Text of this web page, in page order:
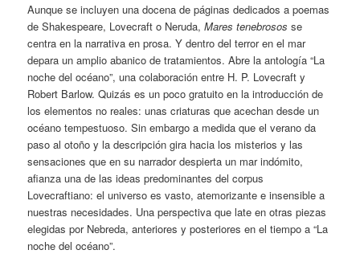
Aunque se incluyen una docena de páginas dedicados a poemas
de Shakespeare, Lovecraft o Neruda,Mares tenebrosos se
centra en la narrativa en prosa. Y dentro del terror en el mar
depara un amplio abanico de tratamientos. Abre la antología “La
noche del océano”, una colaboración entre H. P. Lovecraft y
Robert Barlow. Quizás es un poco gratuito en la introducción de
los elementos no reales: unas criaturas que acechan desde un
océano tempestuoso. Sin embargo a medida que el verano da
paso al otoño y la descripción gira hacia los misterios y las
sensaciones que en su narrador despierta un mar indómito,
afianza una de las ideas predominantes del corpus
Lovecraftiano: el universo es vasto, atemorizante e insensible a
nuestras necesidades. Una perspectiva que late en otras piezas
elegidas por Nebreda, anteriores y posteriores en el tiempo a “La
noche del océano”.